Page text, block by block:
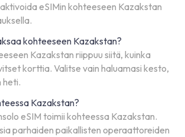
eSIMin kohteeseen Kazakstan
kohteeseen Kazakstan?
Kazakstan riippuu siitä, kuinka
korttia. Valitse vain haluamasi kesto,
heti.
Kazakstan?
eSIM toimii kohteessa Kazakstan.
parhaiden paikallisten operaattoreiden